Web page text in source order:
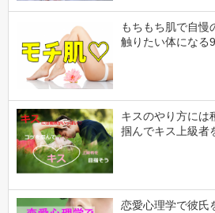
もちもち肌で自
触りたい体になる
キスのやり方に
掴んでキス上級者
恋愛心理学で彼